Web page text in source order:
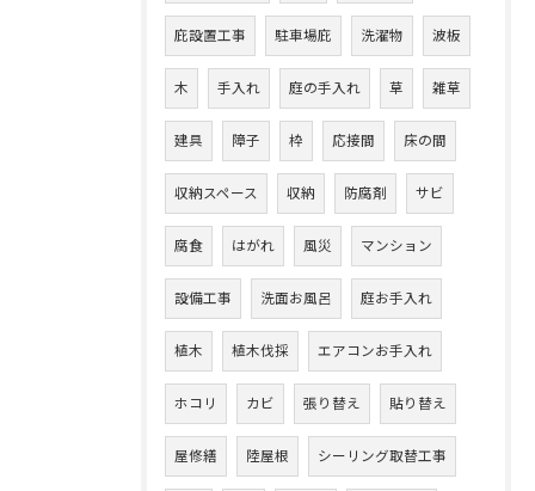
庇設置工事 駐車場庇 洗濯物 波板
木 手入れ 庭の手入れ 草 雑草
建具 障子 枠 応接間 床の間
収納スペース 収納 防腐剤 サビ
腐食 はがれ 風災 マンション
設備工事 洗面お風呂 庭お手入れ
植木 植木伐採 エアコンお手入れ
ホコリ カビ 張り替え 貼り替え
屋修繕 陸屋根 シーリング取替工事